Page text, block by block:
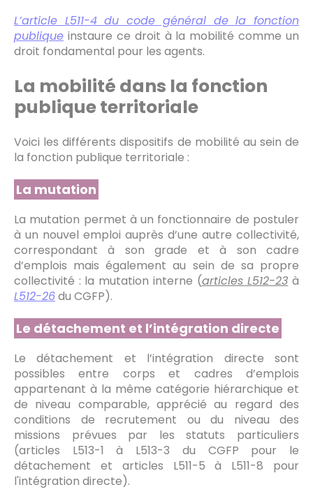
L’article L511-4 du code général de la fonction
publique instaure ce droit à la mobilité comme un
droit fondamental pour les agents.
La mobilité dans la fonction
publique territoriale
Voici les différents dispositifs de mobilité au sein de
la fonction publique territoriale :
La mutation
La mutation permet à un fonctionnaire de postuler
à un nouvel emploi auprès d’une autre collectivité,
correspondant à son grade et à son cadre
d’emplois mais également au sein de sa propre
collectivité : la mutation interne (articles L512-23 à
L512-26du CGFP).
Le détachement et l’intégration directe
Le détachement et l’intégration directe sont
possibles entre corps et cadres d’emplois
appartenant à la même catégorie hiérarchique et
de niveau comparable, apprécié au regard des
conditions de recrutement ou du niveau des
missions prévues par les statuts particuliers
(articles L513-1 à L513-3 du CGFP pour le
détachement et articles L511-5 à L511-8 pour
l'intégration directe).